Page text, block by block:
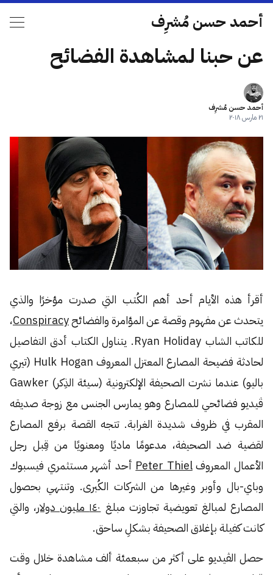
أحمد حسن مُشرِف
عن حبنا لمشاهدة الفضائح
أحمد حسن مُشرِف
٢١ مارس ٢٠١٨
أقرأ هذه الأيام أحد أهم الكُتب التي صدرت مؤخرًا والذي
يتحدث عن مفهوم وقصة عن المؤامرة والفضائحConspiracy،
للكاتب الشاب Ryan Holiday. يتناول الكتاب أدق التفاصيل
لحادثة فضيحة المصارع المعتزل المعروف Hulk Hogan (تيري
باليو) عندما نشرت الصحيفة الإلكترونية (سيئة الذِكر) Gawker
ڤيديو فضائحي للمصارع وهو يمارس الجنس مع زوجة صديقه
المقرب في ظروف شديدة الغرابة. تتجه القصة برفع المصارع
لقضية ضد الصحيفة، مدعومًا ماديًا ومعنويًا من قِبل رجل
الأعمال المعروفPeter Thiel أحد أشهر مستثمري فيسبوك
وباي-بال وأوبر وغيرها من الشركات الكُبرى. وتنتهي بحصول
المصارع لمبالغ تعويضية تجاوزت مبلغ ١٤٠ مليون دولار
، والتي
كانت كفيلة بإغلاق الصحيفة بشكلِ ساحق.
حصل الڤيديو على أكثر من سبعمئة ألف مشاهدة خلال وقت